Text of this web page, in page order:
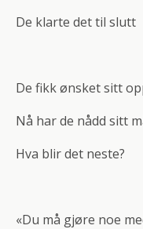
De klarte det til slutt
De fikk ønsket sitt
Nå har de nådd sitt
Hva blir det neste?
«Du må gjøre noe